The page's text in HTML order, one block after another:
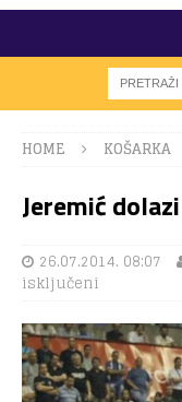
HOME KOŠARKA
Jeremić
26.07.2014. 08:07
isključeni